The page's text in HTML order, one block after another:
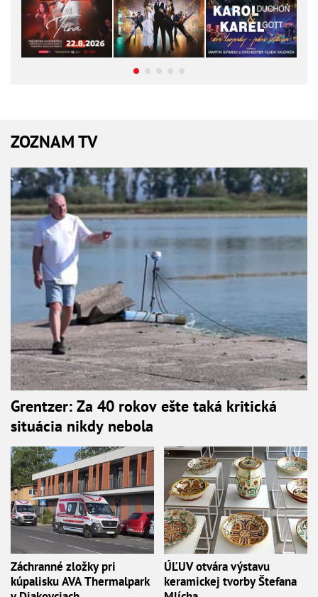
ZOZNAM TV
Grentzer: Za 40 rokov ešte taká kritická
situácia nikdy nebola
Záchranné zložky pri
kúpalisku AVA Thermalpark
ÚĽUV otvára výstavu
keramickej tvorby Štefana